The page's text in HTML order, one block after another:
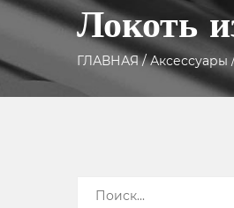
Локоть
ГЛАВНАЯ/Аксессуары